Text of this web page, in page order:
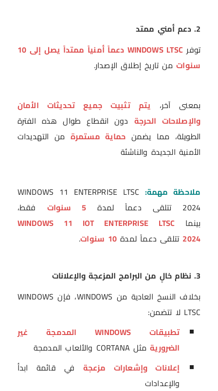
2. دعم أمني ممتد
توفر
WINDOWS LTSC دعماً أمنياً ممتداً يصل إلى 10
سنواتمن تاريخ إطلاق الإصدار.
بمعنى آخر، يتم تثبيت جميع تحديثات الأمان
والإصلاحات الحرجة دون انقطاع طوال هذه الفترة
الطويلة، مما يضمن حماية مستمرة من التهديدات
الأمنية الجديدة والناشئة
ملاحظة مهمة: WINDOWS 11 ENTERPRISE LTSC
2024 تتلقى دعماً لمدة
5 سنوات
فقط،
بينما WINDOWS 11 IOT ENTERPRISE LTSC
2024 تتلقى دعماً لمدة10 سنوات .
3. نظام خالٍ من البرامج المزعجة والإعلانات
بخلاف النسخ العادية من WINDOWS، فإن WINDOWS
LTSC لا تتضمن:
تطبيقات WINDOWS المدمجة غير
الضروريةمثل CORTANA والألعاب المدمجة
إعلانات وإشعارات مزعجة في قائمة ابدأ
والإعدادات